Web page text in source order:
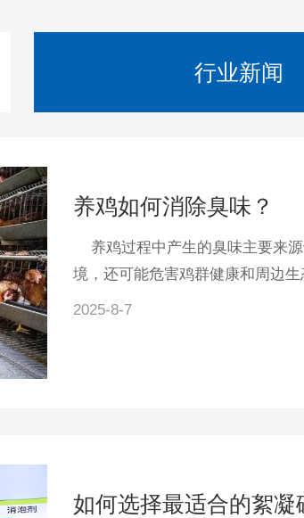
行业新闻
养鸡如何消除臭味？
养鸡过程中产生的臭味主要来
境，还可能危害鸡群健康和周边
2025-8-7
如何选择最适合的絮凝